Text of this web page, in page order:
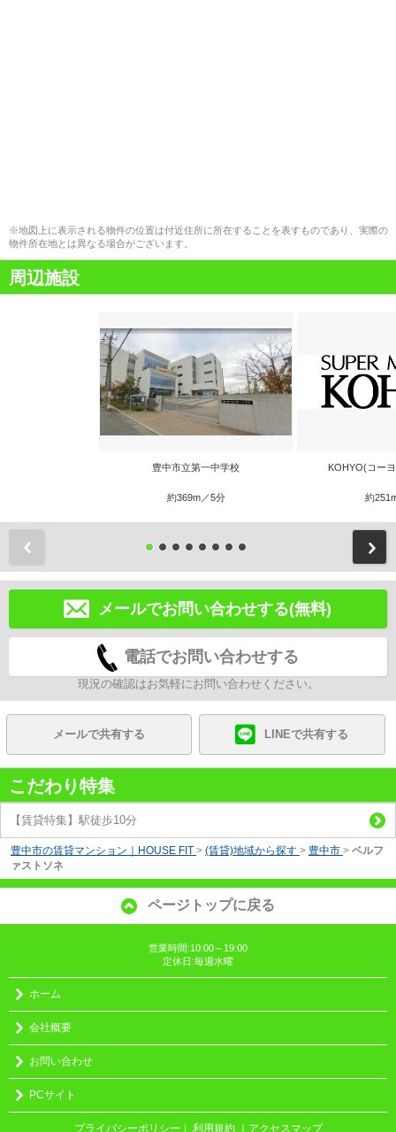
※地図上に表示される物件の位置は付近住所に所在することを表すものであり、実際の
物件所在地とは異なる場合がございます。
周辺施設
豊中市立第一中学校
約369m／5分
KOHYO(コー
約
メールでお問い合わせする(無料)
電話でお問い合わせする
現況の確認はお気軽にお問い合わせください。
メールで共有する LINEで共有する
こだわり特集
【賃貸特集】駅徒歩10分
豊中市の賃貸マンション｜HOUSE FIT > (賃貸)地域から探す > 豊中市 > ベルフ
ァストソネ
ページトップに戻る
営業時間:10:00～19:00
定休日:毎週水曜
ホーム
会社概要
お問い合わせ
PCサイト
プライバシーポリシー 利用規約 ｜アクセスマップ